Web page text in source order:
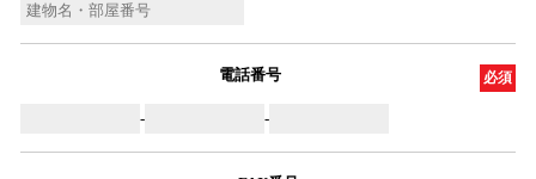
電話番号 必須
- -